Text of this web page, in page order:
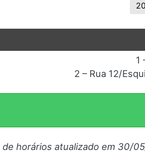
1
2 – Rua 12/
de horários atualizado em 30/